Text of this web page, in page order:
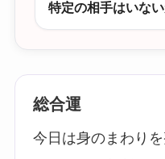
特定の相手はいな
総合運
今日は身のまわり